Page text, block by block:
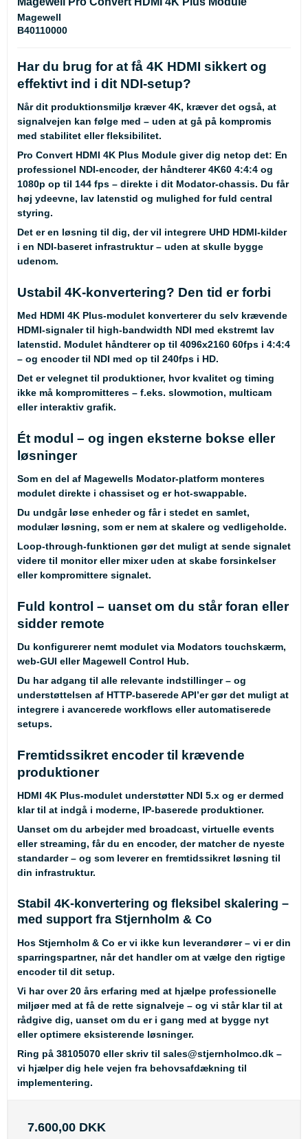
Magewell
B40110000
Har du brug for at få 4K HDMI sikkert og
effektivt ind i dit NDI-setup?
Når dit produktionsmiljø kræver 4K, kræver det også, at
signalvejen kan følge med – uden at gå på kompromis
med stabilitet eller fleksibilitet.
Pro Convert HDMI 4K Plus Module giver dig netop det: En
professionel NDI-encoder, der håndterer 4K60 4:4:4 og
1080p op til 144 fps – direkte i dit Modator-chassis. Du får
høj ydeevne, lav latenstid og mulighed for fuld central
styring.
Det er en løsning til dig, der vil integrere UHD HDMI-kilder
i en NDI-baseret infrastruktur – uden at skulle bygge
udenom.
Ustabil 4K-konvertering? Den tid er forbi
Med HDMI 4K Plus-modulet konverterer du selv krævende
HDMI-signaler til high-bandwidth NDI med ekstremt lav
latenstid. Modulet håndterer op til 4096x2160 60fps i 4:4:4
– og encoder til NDI med op til 240fps i HD.
Det er velegnet til produktioner, hvor kvalitet og timing
ikke må kompromitteres – f.eks. slowmotion, multicam
eller interaktiv grafik.
Ét modul – og ingen eksterne bokse eller
løsninger
Som en del af Magewells Modator-platform monteres
modulet direkte i chassiset og er hot-swappable.
Du undgår løse enheder og får i stedet en samlet,
modulær løsning, som er nem at skalere og vedligeholde.
Loop-through-funktionen gør det muligt at sende signalet
videre til monitor eller mixer uden at skabe forsinkelser
eller kompromittere signalet.
Fuld kontrol – uanset om du står foran eller
sidder remote
Du konfigurerer nemt modulet via Modators touchskærm,
web-GUI eller Magewell Control Hub.
Du har adgang til alle relevante indstillinger – og
understøttelsen af HTTP-baserede API’er gør det muligt at
integrere i avancerede workflows eller automatiserede
setups.
Fremtidssikret encoder til krævende
produktioner
HDMI 4K Plus-modulet understøtter NDI 5.x og er dermed
klar til at indgå i moderne, IP-baserede produktioner.
Uanset om du arbejder med broadcast, virtuelle events
eller streaming, får du en encoder, der matcher de nyeste
standarder – og som leverer en fremtidssikret løsning til
din infrastruktur.
Stabil 4K-konvertering og fleksibel skalering –
med support fra Stjernholm & Co
Hos Stjernholm & Co er vi ikke kun leverandører – vi er din
sparringspartner, når det handler om at vælge den rigtige
encoder til dit setup.
Vi har over 20 års erfaring med at hjælpe professionelle
miljøer med at få de rette signalveje – og vi står klar til at
rådgive dig, uanset om du er i gang med at bygge nyt
eller optimere eksisterende løsninger.
Ring på 38105070 eller skriv til sales@stjernholmco.dk –
vi hjælper dig hele vejen fra behovsafdækning til
implementering.
7.600,00 DKK